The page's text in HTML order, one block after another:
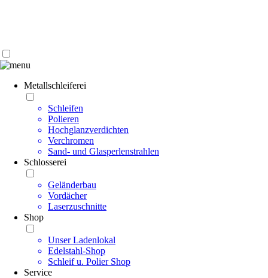
Metallschleiferei
Schleifen
Polieren
Hochglanzverdichten
Verchromen
Sand- und Glasperlenstrahlen
Schlosserei
Geländerbau
Vordächer
Laserzuschnitte
Shop
Unser Ladenlokal
Edelstahl-Shop
Schleif u. Polier Shop
Service